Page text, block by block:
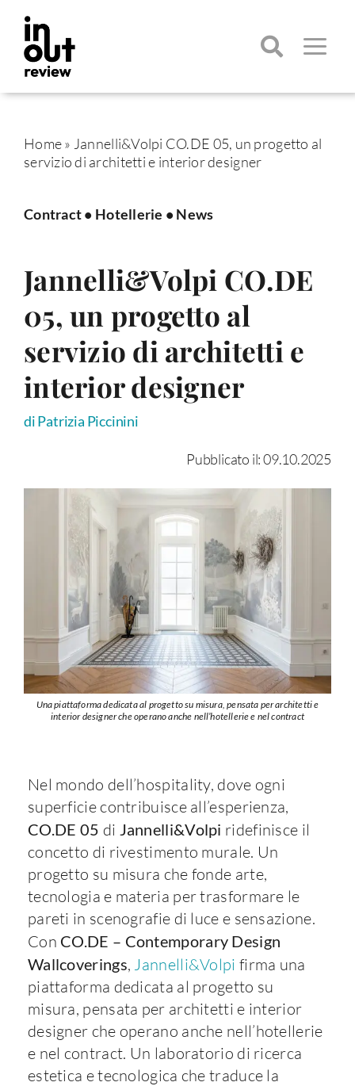
contenuto
Toggle
per:
Home» Jannelli&Volpi CO.DE 05, un progetto al
servizio di architetti e interior designer
Contract• Hotellerie • News
Jannelli&Volpi CO.DE
05, un progetto al
servizio di architetti e
interior designer
di Patrizia Piccinini
Pubblicato il: 09.10.2025
Una piattaforma dedicata al progetto su misura, pensata per architetti e
interior designer che operano anche nell’hotellerie e nel contract
Nel mondo dell’hospitality, dove ogni
superficie contribuisce all’esperienza,
CO.DE 05 di Jannelli&Volpi ridefinisce il
concetto di rivestimento murale. Un
progetto su misura che fonde arte,
tecnologia e materia per trasformare le
pareti in scenografie di luce e sensazione.
Con CO.DE – Contemporary Design
Wallcoverings, Jannelli&Volpi firma una
piattaforma dedicata al progetto su
misura, pensata per architetti e interior
designer che operano anche nell’hotellerie
e nel contract. Un laboratorio di ricerca
estetica e tecnologica che traduce la